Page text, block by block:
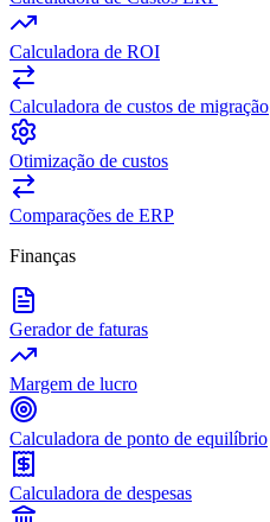
Calculadora de ROI
Calculadora de custos de migração
Otimização de custos
Comparações de ERP
Finanças
Gerador de faturas
Margem de lucro
Calculadora de ponto de equilíbrio
Calculadora de despesas